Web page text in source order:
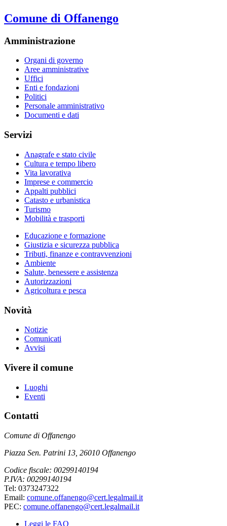
Comune di Offanengo
Amministrazione
Organi di governo
Aree amministrative
Uffici
Enti e fondazioni
Politici
Personale amministrativo
Documenti e dati
Servizi
Anagrafe e stato civile
Cultura e tempo libero
Vita lavorativa
Imprese e commercio
Appalti pubblici
Catasto e urbanistica
Turismo
Mobilità e trasporti
Educazione e formazione
Giustizia e sicurezza pubblica
Tributi, finanze e contravvenzioni
Ambiente
Salute, benessere e assistenza
Autorizzazioni
Agricoltura e pesca
Novità
Notizie
Comunicati
Avvisi
Vivere il comune
Luoghi
Eventi
Contatti
Comune di Offanengo
Piazza Sen. Patrini 13, 26010 Offanengo
Codice fiscale: 00299140194
P.IVA: 00299140194
Tel: 0373247322
Email: comune.offanengo@cert.legalmail.it
PEC: comune.offanengo@cert.legalmail.it
Leggi le FAQ